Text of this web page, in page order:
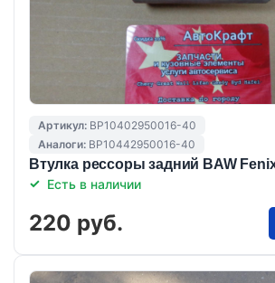
Артикул: BP10402950016-40
Аналоги: BP10442950016-40
Втулка рессоры задний BAW
Есть в наличии
220 руб.